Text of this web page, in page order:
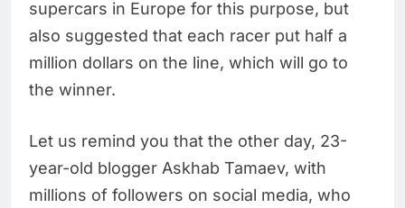
supercars in Europe for this purpose, but
also suggested that each racer put half a
million dollars on the line, which will go to
the winner.
Let us remind you that the other day, 23-
year-old blogger Askhab Tamaev, with
millions of followers on social media, who